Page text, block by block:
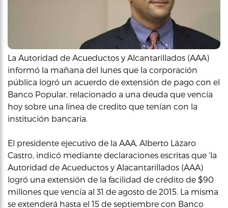
La Autoridad de Acueductos y Alcantarillados (AAA)
informó la mañana del lunes que la corporación
pública logró un acuerdo de extensión de pago con el
Banco Popular, relacionado a una deuda que vencía
hoy sobre una línea de credito que tenían con la
institución bancaria.
El presidente ejecutivo de la AAA, Alberto Lázaro
Castro, indicó mediante declaraciones escritas que ‘la
Autoridad de Acueductos y Alacantarillados (AAA)
logró una extensión de la facilidad de crédito de $90
millones que vencía al 31 de agosto de 2015. La misma
se extenderá hasta el 15 de septiembre con Banco